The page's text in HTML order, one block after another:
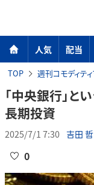
人気 配当
TOP 週刊コモディテ
「中央銀行」と
長期投資
2025/7/1 7:30 吉田 哲
0